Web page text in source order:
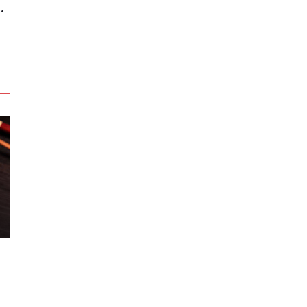
食「禾口丘」